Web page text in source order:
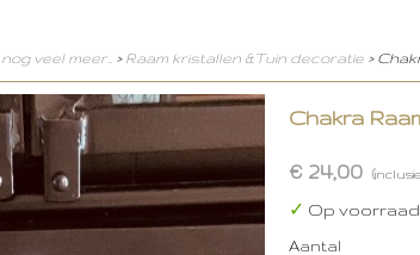
veel meer.. > Raam kristallen &Tuin decoratie >
Chakra
€ 24,00
✓ Op voorraad
Aantal